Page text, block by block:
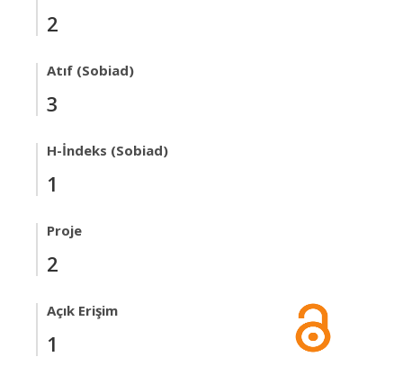
2
Atıf (Sobiad)
3
H-İndeks (Sobiad)
1
Proje
2
Açık Erişim
1